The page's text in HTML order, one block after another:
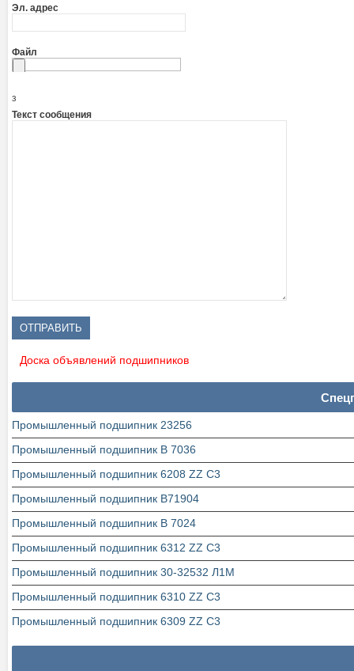
Эл. адрес
Файл
з
Текст сообщения
Доска объявлений подшипников
Промышленный подшипник 23256
Промышленный подшипник В 7036
Промышленный подшипник 6208 ZZ C3
Промышленный подшипник В71904
Промышленный подшипник В 7024
Промышленный подшипник 6312 ZZ C3
Промышленный подшипник 30-32532 Л1М
Промышленный подшипник 6310 ZZ C3
Промышленный подшипник 6309 ZZ C3